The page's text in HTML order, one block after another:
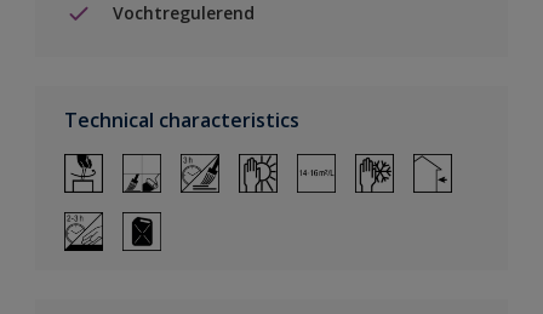
Vochtregulerend
Technical characteristics